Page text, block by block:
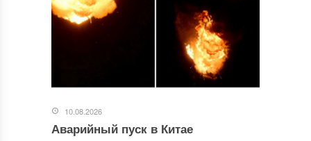
10.08.2026
Аварийный пуск в Китае